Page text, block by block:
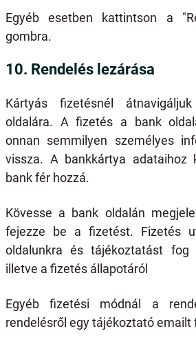
Egyéb esetben kattintson a
gombra.
10. Rendelés lezárása
Kártyás fizetésnél
oldalára. A fizetés a bank
onnan semmilyen személyes
vissza. A bankkártya adataihoz
bank fér hozzá.
Kövesse a bank oldalán
fejezze be a fizetést. Fizetés
oldalunkra és tájékoztatást fog
illetve a fizetés állapotáról
Egyéb fizetési módnál a
rendelésről egy tájékoztató emailt